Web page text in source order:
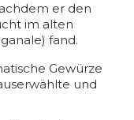
er den
im alten
fand.
Gewürze
und